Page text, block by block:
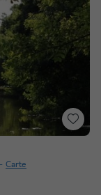
Carte